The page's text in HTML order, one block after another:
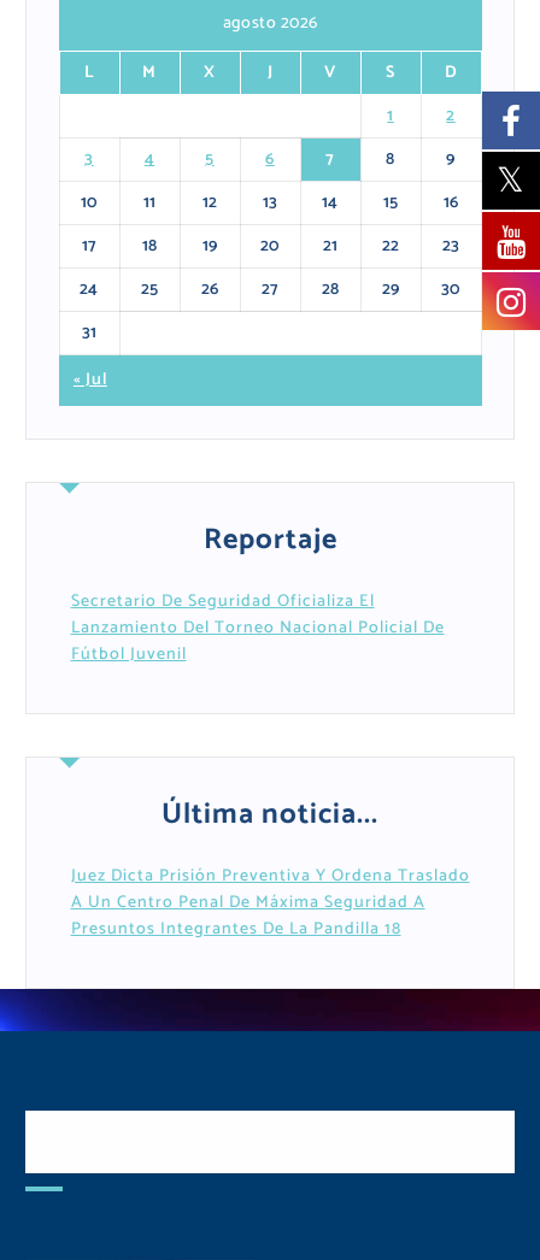
agosto 2026
L
M X J V S
D
1
2
3
4 5 6 7 8
9
10
11 12 13 14 15
16
17
18 19 20 21 22
23
24
25 26 27 28 29
30
31
« Jul
Reportaje
Secretario De Seguridad Oficializa El
Lanzamiento Del Torneo Nacional Policial De
Fútbol Juvenil
Última noticia...
Juez Dicta Prisión Preventiva Y Ordena Traslado
A Un Centro Penal De Máxima Seguridad A
Presuntos Integrantes De La Pandilla 18